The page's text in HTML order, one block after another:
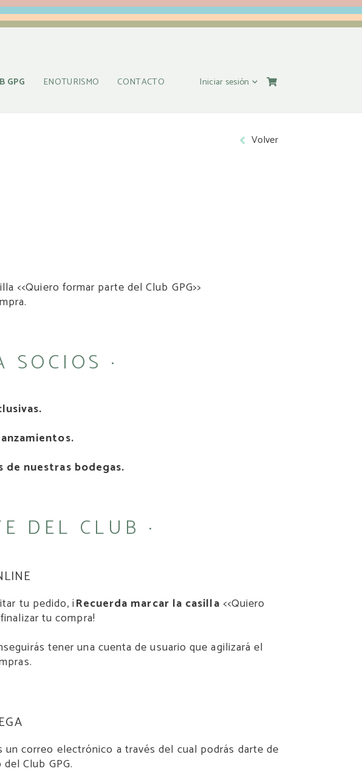
GPG ENOTURISMO CONTACTO Iniciar sesión
Volver
<<Quiero formar parte del Club GPG>>
SOCIOS ·
nuestras bodegas.
DEL CLUB ·
tu pedido, ¡Recuerda marcar la casilla <<Quiero
tu compra!
tener una cuenta de usuario que agilizará el
correo electrónico a través del cual podrás darte de
Club GPG.